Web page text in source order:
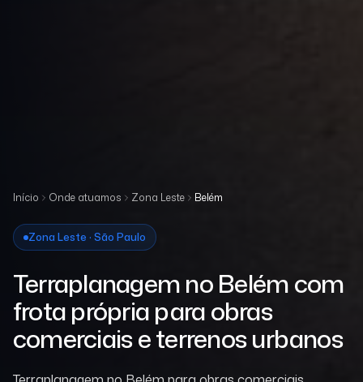
Início Onde atuamos Zona Leste Belém
Zona Leste · São Paulo
Terraplanagem no Belém com
frota própria para obras
comerciais e terrenos urbanos